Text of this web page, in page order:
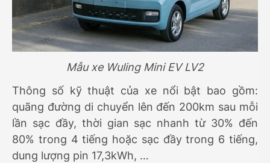
Mẫu xe Wuling Mini EV LV2
Thông số kỹ thuật của xe nổi bật bao gồm:
quãng đường di chuyển lên đến 200km sau mỗi
lần sạc đầy, thời gian sạc nhanh từ 30% đến
80% trong 4 tiếng hoặc sạc đầy trong 6 tiếng,
dung lượng pin 17,3kWh, …